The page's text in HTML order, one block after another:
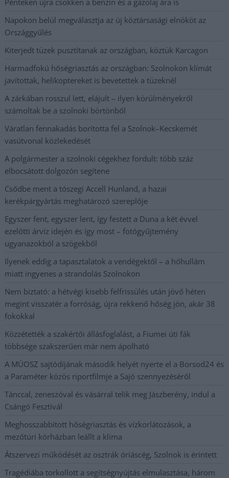
Pénteken újra csökken a benzin és a gázolaj ára is
Napokon belül megválasztja az új köztársasági elnököt az
Országgyűlés
Kiterjedt tüzek pusztítanak az országban, köztük Karcagon
Harmadfokú hőségriasztás az országban: Szolnokon klímát
javítottak, helikoptereket is bevetettek a tüzeknél
A zárkában rosszul lett, elájult – ilyen körülményekről
számoltak be a szolnoki börtönből
Váratlan fennakadás borította fel a Szolnok–Kecskemét
vasútvonal közlekedését
A polgármester a szolnoki cégekhez fordult: több száz
elbocsátott dolgozón segítene
Csődbe ment a tószegi Accell Hunland, a hazai
kerékpárgyártás meghatározó szereplője
Egyszer fent, egyszer lent, így festett a Duna a két évvel
ezelőtti árvíz idején és így most – fotógyűjtemény
ugyanazokból a szögekből
Ilyenek eddig a tapasztalatok a vendégektől – a hőhullám
miatt ingyenes a strandolás Szolnokon
Nem biztató: a hétvégi kisebb felfrissülés után jövő héten
megint visszatér a forróság, újra rekkenő hőség jön, akár 38
fokokkal
Közzétették a szakértői állásfoglalást, a Fiumei úti fák
többsége szakszerűen már nem ápolható
A MÚOSZ sajtódíjának második helyét nyerte el a Borsod24 és
a Paraméter közös riportfilmje a Sajó szennyezéséről
Tánccal, zeneszóval és vásárral telik meg Jászberény, indul a
Csángó Fesztivál
Meghosszabbított hőségriasztás és vízkorlátozások, a
mezőtúri kórházban leállt a klíma
Átszervezi működését az osztrák óriáscég, Szolnok is érintett
Tragédiába torkollott a segítségnyújtás elmulasztása, három